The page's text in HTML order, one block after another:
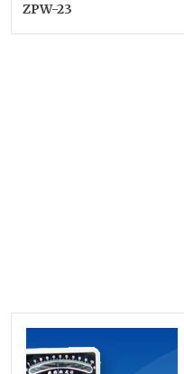
ZPW-23